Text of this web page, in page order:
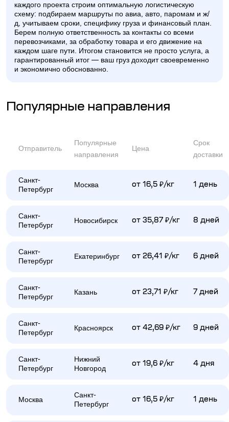
каждого проекта строим оптимальную логистическую
схему: подбираем маршруты по авиа, авто, паромам и ж/
д, учитываем сроки, специфику груза и финансовый план.
Берем полную ответственность за контакты со всеми
перевозчиками, за обработку товара и его движение на
каждом шаге пути. Итогом становится не просто услуга, а
гарантированный итог — ваш груз доходит своевременно
и экономично обоснованно.
Популярные направления
Отправитель
Популярные
направления
Цена
Срок
доставки
Санкт-
Петербург
Москва от 16,5 ₽/кг 1 день
Санкт-
Петербург
Новосибирск от 35,87 ₽/кг 8 дней
Санкт-
Петербург
Екатеринбург от 26,41 ₽/кг 6 дней
Санкт-
Петербург
Казань от 23,71 ₽/кг 7 дней
Санкт-
Петербург
Красноярск от 42,69 ₽/кг 9 дней
Санкт-
Петербург
Нижний
Новгород
от 19,6 ₽/кг 4 дня
Москва
Санкт-
Петербург
от 16,5 ₽/кг 1 день